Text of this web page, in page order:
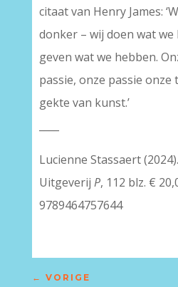
citaat van Henry James:
donker – wij doen wat we
geven wat we hebben.
passie, onze passie onze
gekte van kunst.’
Lucienne Stassaert (2024).
Uitgeverij P, 112 blz. €
9789464757644
← VORIGE